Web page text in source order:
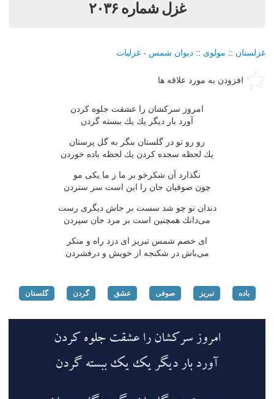
غزل شماره ۲۰۳۶
غزلستان :: مولوی :: دیوان شمس - غزلیات
افزودن به مورد علاقه ها
امروز سركشان را عشقت جلوه كردن
آورد بار دیگر یك یك ببسته گردن
رو رو تو در گلستان بنگر به گل پرستان
یك لحظه سجده كردن یك لحظه باده خوردن
نگذارد آن شكرخو بر ما ز ما یكی مو
چون صوفیان جان را این است سر ستردن
دندان تو چو شد سست بر جاش دیگری رست
می‌دانك همچنین است بر مرد جان سپردن
ای خصم شمس تبریز ای دزد راه و منكر
می‌باش در شكنجه از خویش و درفشردن
باده تبریز صوفی عشق گردن گلستان